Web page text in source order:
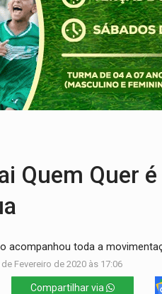
estreia na
esclarece 'erro de
servidores pelo
DE LICITAÇÃO: Pregão
Quem Quer
acompanhou toda a
Fevereiro de 2020 às 17:06
Compartilhar via